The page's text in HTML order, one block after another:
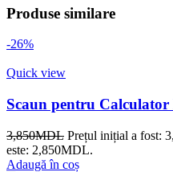
Produse similare
-26%
Quick view
Scaun pentru Calculator
3,850MDL Prețul inițial a fost:
este: 2,850MDL.
Adaugă în coș